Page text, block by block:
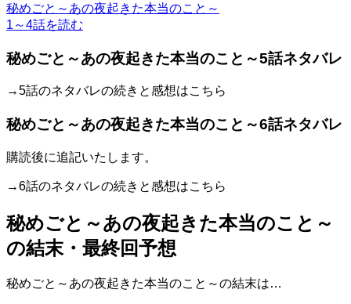
秘めごと～あの夜起きた本当のこと～
1～4話を読む
秘めごと～あの夜起きた本当のこと～5話ネタバレ
→5話のネタバレの続きと感想はこちら
秘めごと～あの夜起きた本当のこと～6話ネタバレ
購読後に追記いたします。
→6話のネタバレの続きと感想はこちら
秘めごと～あの夜起きた本当のこと～
の結末・最終回予想
秘めごと～あの夜起きた本当のこと～の結末は…